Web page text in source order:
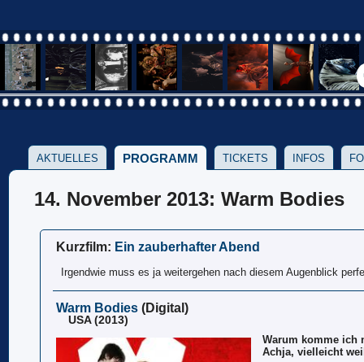
AKTUELLES PROGRAMM TICKETS INFOS
14. November 2013: Warm Bodies
Kurzfilm: Ein zauberhafter Abend
Irgendwie muss es ja weitergehen nach diesem Augenblick
Warm Bodies (Digital)
USA (2013)
Warum komme ich
Achja, vielleicht